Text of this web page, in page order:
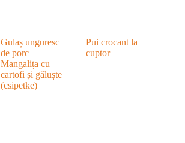
Gulaș unguresc
de porc
Mangalița cu
cartofi și găluște
(csipetke)
Pui crocant la
cuptor